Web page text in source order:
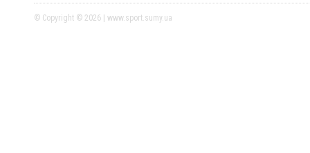
© Copyright © 2026 | www.sport.sumy.ua